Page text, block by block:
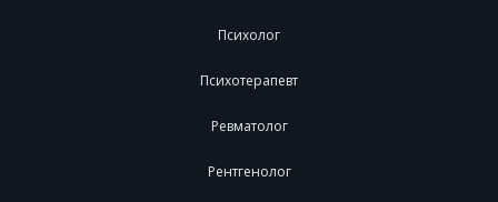
Психолог
Психотерапевт
Ревматолог
Рентгенолог